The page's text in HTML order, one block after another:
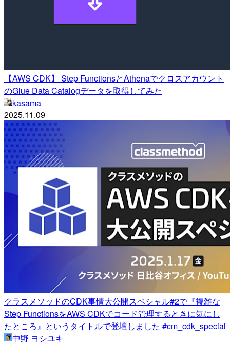
【AWS CDK】 Step FunctionsとAthenaでクロスアカウント
のGlue Data Catalogデータを取得してみた
kasama
2025.11.09
クラスメソッドのCDK事情大公開スペシャル#2で『複雑な
Step FunctionsをAWS CDKでコード管理するときに気にし
たところ』というタイトルで登壇しました #cm_cdk_special
中野 ヨシユキ